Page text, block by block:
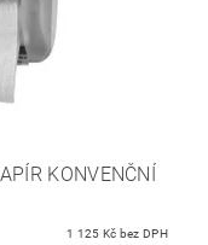
KONVENČNÍ
1 125 Kč bez DPH